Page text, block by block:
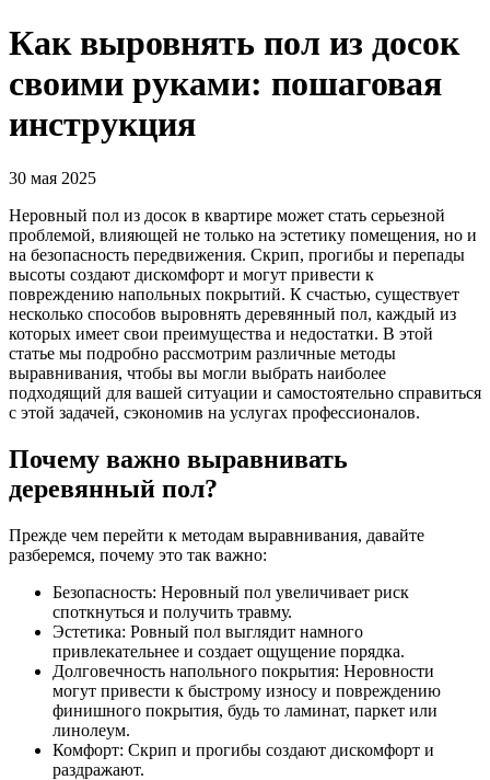
Как выровнять пол из досок
своими руками: пошаговая
инструкция
30 мая 2025
Неровный пол из досок в квартире может стать серьезной
проблемой, влияющей не только на эстетику помещения, но и
на безопасность передвижения. Скрип, прогибы и перепады
высоты создают дискомфорт и могут привести к
повреждению напольных покрытий. К счастью, существует
несколько способов выровнять деревянный пол, каждый из
которых имеет свои преимущества и недостатки. В этой
статье мы подробно рассмотрим различные методы
выравнивания, чтобы вы могли выбрать наиболее
подходящий для вашей ситуации и самостоятельно справиться
с этой задачей, сэкономив на услугах профессионалов.
Почему важно выравнивать
деревянный пол?
Прежде чем перейти к методам выравнивания, давайте
разберемся, почему это так важно:
Безопасность: Неровный пол увеличивает риск
споткнуться и получить травму.
Эстетика: Ровный пол выглядит намного
привлекательнее и создает ощущение порядка.
Долговечность напольного покрытия: Неровности
могут привести к быстрому износу и повреждению
финишного покрытия, будь то ламинат, паркет или
линолеум.
Комфорт: Скрип и прогибы создают дискомфорт и
раздражают.